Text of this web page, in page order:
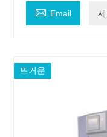
 Email
뜨거운